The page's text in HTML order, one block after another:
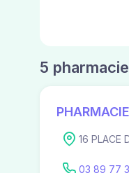
5
16 PLACE
03 89 77